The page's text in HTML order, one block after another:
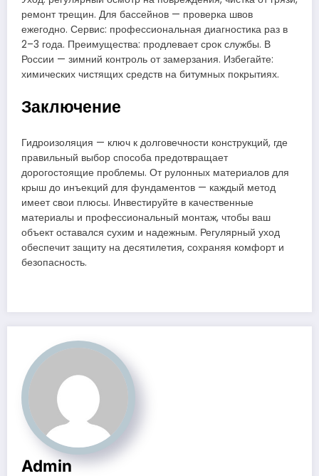
ремонт трещин. Для бассейнов — проверка швов
ежегодно. Сервис: профессиональная диагностика раз в
2–3 года. Преимущества: продлевает срок службы. В
России — зимний контроль от замерзания. Избегайте:
химических чистящих средств на битумных покрытиях.
Заключение
Гидроизоляция — ключ к долговечности конструкций, где
правильный выбор способа предотвращает
дорогостоящие проблемы. От рулонных материалов для
крыш до инъекций для фундаментов — каждый метод
имеет свои плюсы. Инвестируйте в качественные
материалы и профессиональный монтаж, чтобы ваш
объект оставался сухим и надежным. Регулярный уход
обеспечит защиту на десятилетия, сохраняя комфорт и
безопасность.
Admin